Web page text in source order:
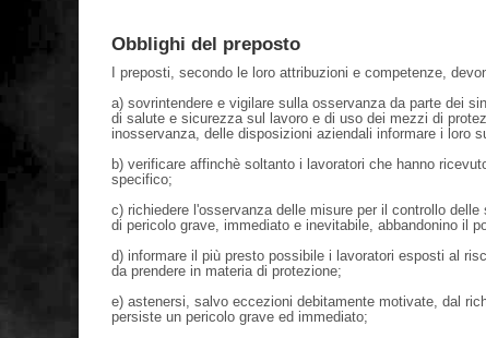
Obblighi del preposto
I preposti, secondo le loro attribuzioni e competenze,
a) sovrintendere e vigilare sulla osservanza da parte dei
di salute e sicurezza sul lavoro e di uso dei mezzi di
inosservanza, delle disposizioni aziendali informare i loro
b) verificare affinchè soltanto i lavoratori che hanno
specifico;
c) richiedere l'osservanza delle misure per il controllo
di pericolo grave, immediato e inevitabile, abbandonino il
d) informare il più presto possibile i lavoratori esposti al
da prendere in materia di protezione;
e) astenersi, salvo eccezioni debitamente motivate, dal
persiste un pericolo grave ed immediato;